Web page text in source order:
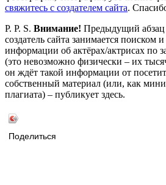
свяжитесь с создателем сайта.
P. P. S. Внимание! Предыдущий абзац
создатель сайта занимается поиском
информации об актёрах/актрисах по
(это невозможно физически – их
он ждёт такой информации от
собственный материал (или, как
плагиата) – публикует здесь.
Поделиться